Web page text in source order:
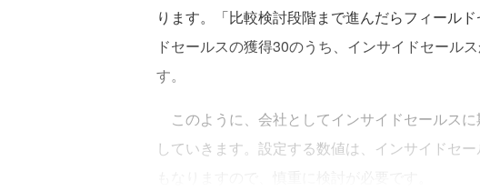
ります。「比較検討段階まで進んだらフィール
ドセールスの獲得30のうち、インサイドセール
す。
このように、会社としてインサイドセールス
していきます。設定する数値は、インサイドセ